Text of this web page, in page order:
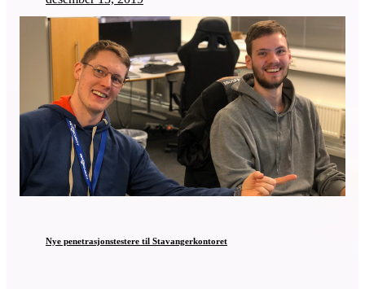
Nye penetrasjonstestere til Stavangerkontoret